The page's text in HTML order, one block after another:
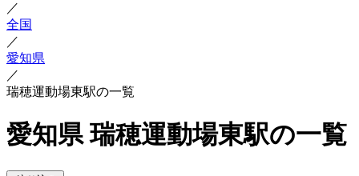
／
全国
／
愛知県
／
瑞穂運動場東駅の一覧
愛知県 瑞穂運動場東駅の一覧